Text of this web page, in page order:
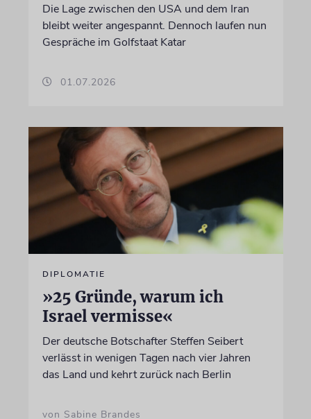
Die Lage zwischen den USA und dem Iran
bleibt weiter angespannt. Dennoch laufen nun
Gespräche im Golfstaat Katar
01.07.2026
DIPLOMATIE
»25 Gründe, warum ich
Israel vermisse«
Der deutsche Botschafter Steffen Seibert
verlässt in wenigen Tagen nach vier Jahren
das Land und kehrt zurück nach Berlin
von Sabine Brandes